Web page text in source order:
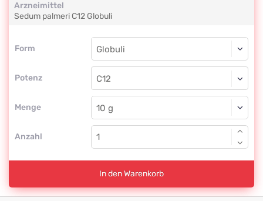
Arzneimittel
Sedum palmeri C12 Globuli
Form
Form
Potenz
Globuli
C12
Menge
Globuli
Anzahl
In den Warenkorb